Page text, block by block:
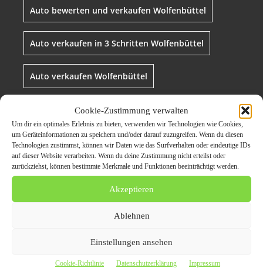
Cookie-Zustimmung verwalten
Um dir ein optimales Erlebnis zu bieten, verwenden wir Technologien wie Cookies,
um Geräteinformationen zu speichern und/oder darauf zuzugreifen. Wenn du diesen
Technologien zustimmst, können wir Daten wie das Surfverhalten oder eindeutige IDs
auf dieser Website verarbeiten. Wenn du deine Zustimmung nicht erteilst oder
zurückziehst, können bestimmte Merkmale und Funktionen beeinträchtigt werden.
Akzeptieren
Ablehnen
Einstellungen ansehen
Cookie-Richtlinie Datenschutzerklärung Impressum
Auto bewerten und verkaufen Wolfenbüttel
Auto verkaufen in 3 Schritten Wolfenbüttel
Auto verkaufen Wolfenbüttel
Autoankauf Wolfenbüttel
Autohändler Wolfenbüttel Ankauf
Bargeld für Gebrauchtwagen Wolfenbüttel
gebrauchtwagen-ankauf-wolfenbuettel